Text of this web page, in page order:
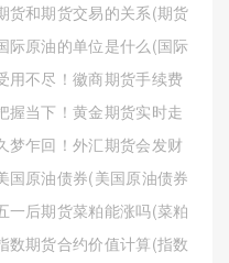
货和期货交易的关系(期货
和期货交易的关系是什么)
际原油的单位是什么(国际
原油的单位是什么关系)
用不尽！徽商期货手续费
(徽商期货手续费退还有猫腻
)
握当下！黄金期货实时走
势(市场动态与投资策略)
梦乍回！外汇期货会发财
吗吗(外汇期货的作用有哪些)
国原油债券(美国原油债券
最新消息)
一后期货菜粕能涨吗(菜粕
期货大涨)
数期货合约价值计算(指数